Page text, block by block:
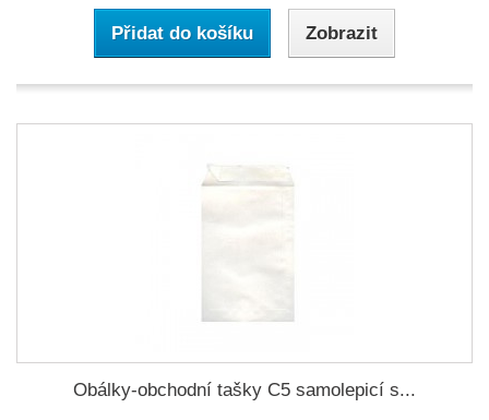
Přidat do košíku Zobrazit
Obálky-obchodní tašky C5 samolepicí s...